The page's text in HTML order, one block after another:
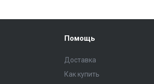
Помощь
Доставка
Как купить